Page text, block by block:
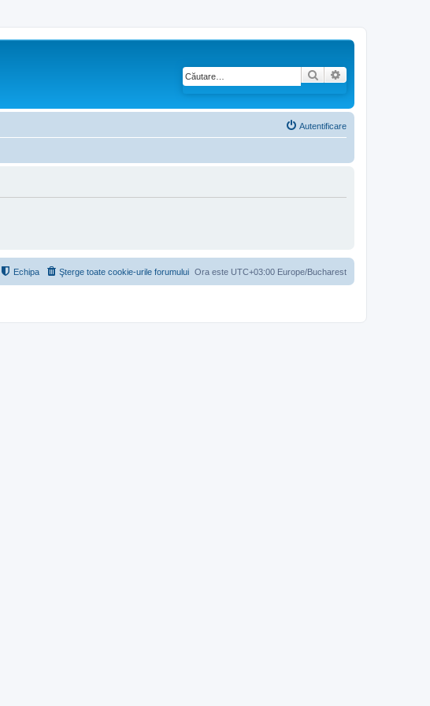
Căutare
Autentificare
Ora este UTC+03:00 Europe/Bucharest
Şterge toate cookie-urile forumului
Echipa